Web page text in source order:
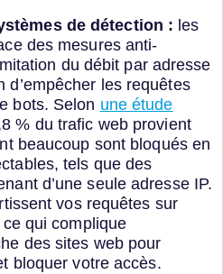
de détection : les
des mesures anti-
du débit par adresse
d’empêcher les requêtes
bots. Selon une étude
% du trafic web provient
beaucoup sont bloqués en
tels que des
d’une seule adresse IP.
vos requêtes sur
qui complique
des sites web pour
bloquer votre accès.